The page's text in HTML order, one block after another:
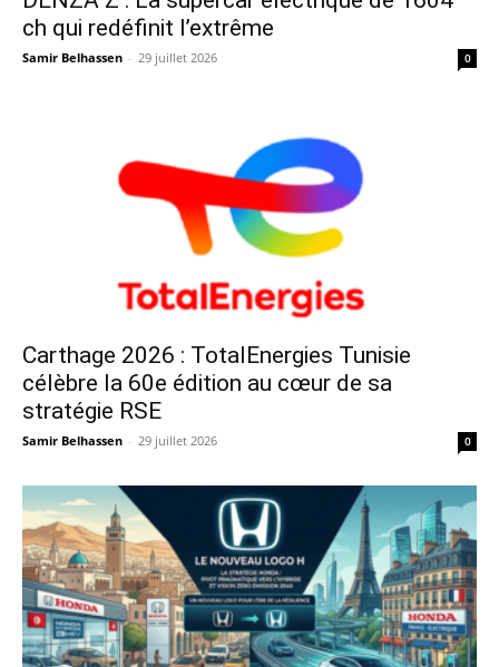
ch qui redéfinit l’extrême
Samir Belhassen - 29 juillet 2026 0
Carthage 2026 : TotalEnergies Tunisie
célèbre la 60e édition au cœur de sa
stratégie RSE
Samir Belhassen - 29 juillet 2026 0